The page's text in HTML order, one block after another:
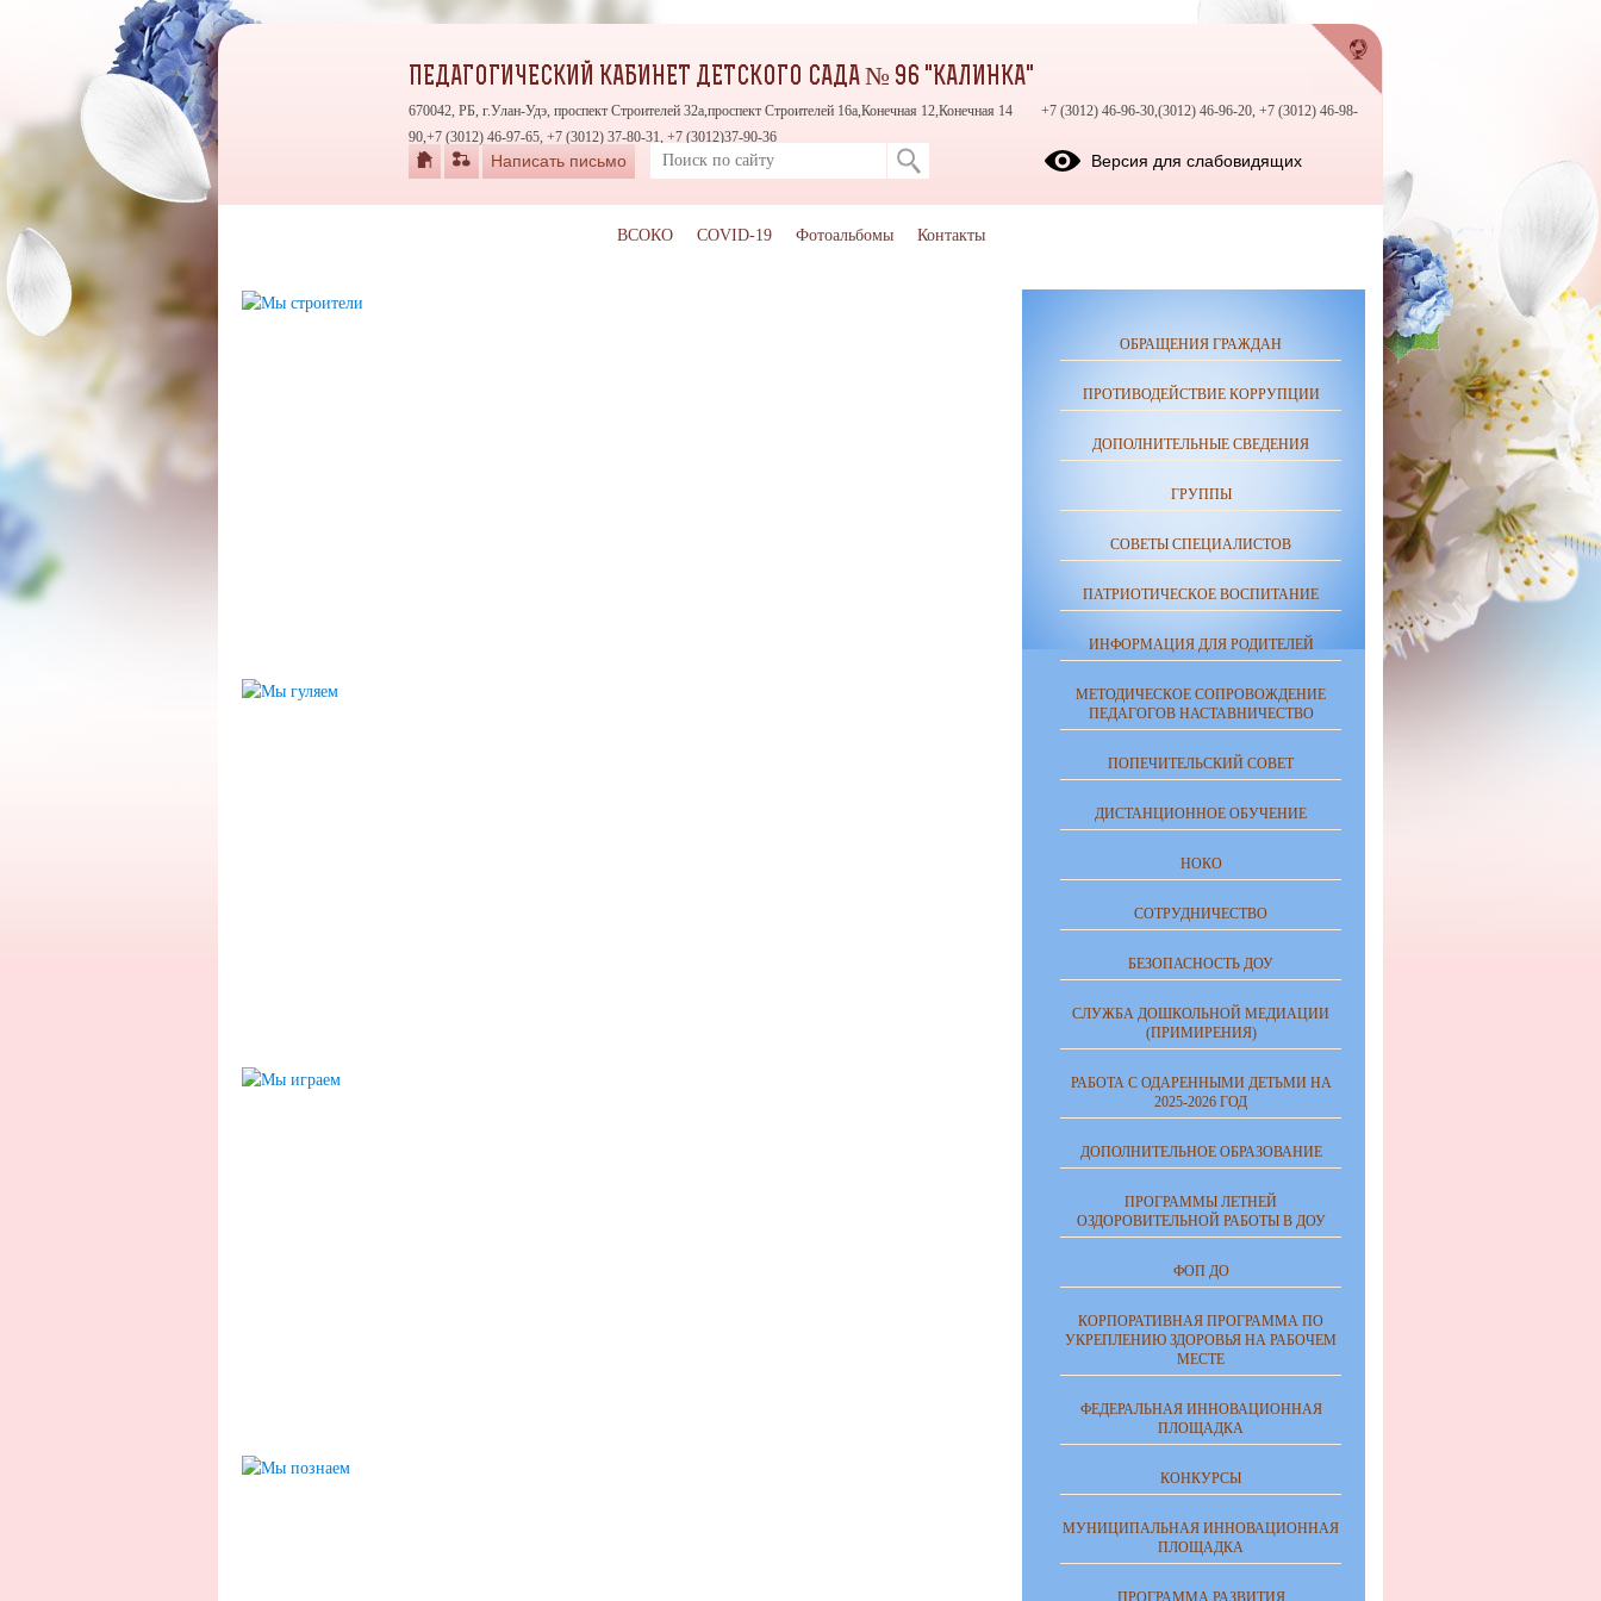
ОБРАЩЕНИЯ ГРАЖДАН
ПРОТИВОДЕЙСТВИЕ КОРРУПЦИИ
ДОПОЛНИТЕЛЬНЫЕ СВЕДЕНИЯ
ГРУППЫ
СОВЕТЫ СПЕЦИАЛИСТОВ
ПАТРИОТИЧЕСКОЕ ВОСПИТАНИЕ
ИНФОРМАЦИЯ ДЛЯ РОДИТЕЛЕЙ
МЕТОДИЧЕСКОЕ СОПРОВОЖДЕНИЕ
ПЕДАГОГОВ НАСТАВНИЧЕСТВО
ПОПЕЧИТЕЛЬСКИЙ СОВЕТ
ДИСТАНЦИОННОЕ ОБУЧЕНИЕ
НОКО
СОТРУДНИЧЕСТВО
БЕЗОПАСНОСТЬ ДОУ
СЛУЖБА ДОШКОЛЬНОЙ МЕДИАЦИИ
(ПРИМИРЕНИЯ)
РАБОТА С ОДАРЕННЫМИ ДЕТЬМИ НА
2025-2026 ГОД
ДОПОЛНИТЕЛЬНОЕ ОБРАЗОВАНИЕ
ПРОГРАММЫ ЛЕТНЕЙ
ОЗДОРОВИТЕЛЬНОЙ РАБОТЫ В ДОУ
ФОП ДО
КОРПОРАТИВНАЯ ПРОГРАММА ПО
УКРЕПЛЕНИЮ ЗДОРОВЬЯ НА РАБОЧЕМ
МЕСТЕ
ФЕДЕРАЛЬНАЯ ИННОВАЦИОННАЯ
ПЛОЩАДКА
КОНКУРСЫ
МУНИЦИПАЛЬНАЯ ИННОВАЦИОННАЯ
ПЛОЩАДКА
ПРОГРАММА РАЗВИТИЯ
ПЕДАГОГИЧЕСКИЙ КАБИНЕТ ДЕТСКОГО САДА № 96 "КАЛИНКА"
670042, РБ, г.Улан-Удэ, проспект Строителей 32а,проспект Строителей 16а,Конечная 12,Конечная 14
+7 (3012) 46-96-30,(3012) 46-96-20, +7 (3012) 46-98-
90,+7 (3012) 46-97-65, +7 (3012) 37-80-31, +7 (3012)37-90-36
Написать письмо Версия для слабовидящих
ВСОКО COVID-19 Фотоальбомы Контакты